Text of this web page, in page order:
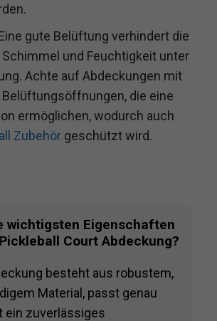
gute Belüftung verhindert die
Schimmel und Feuchtigkeit unter
Achte auf Abdeckungen mit
die eine
ermöglichen, wodurch auch
Zubehör geschützt wird.
wichtigsten Eigenschaften
Court Abdeckung?
besteht aus robustem,
Material, passt genau
ein zuverlässiges